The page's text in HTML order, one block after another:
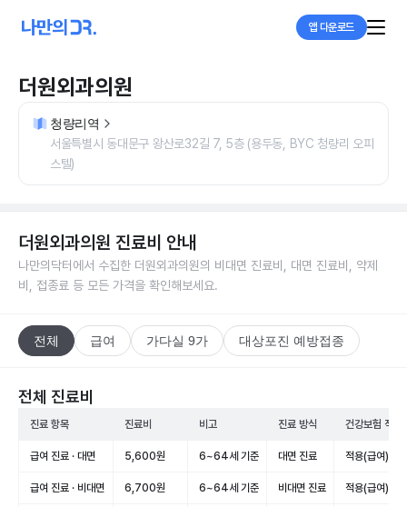
앱 다운로드
더원외과의원
청량리역
서울특별시 동대문구 왕산로32길 7, 5층 (용두동, BYC 청량리 오피
스텔)
더원외과의원 진료비 안내
나만의닥터에서 수집한 더원외과의원의 비대면 진료비, 대면 진료비, 약제
비, 접종료 등 모든 가격을 확인해보세요.
전체 급여 가다실 9가 대상포진 예방접종
전체 진료비
진료 항목 진료비 비고 진료 방식 건강보험 적용
급여 진료 · 대면 5,600원 6~64세 기준 대면 진료 적용(급여)
급여 진료 · 비대면 6,700원 6~64세 기준 비대면 진료 적용(급여)